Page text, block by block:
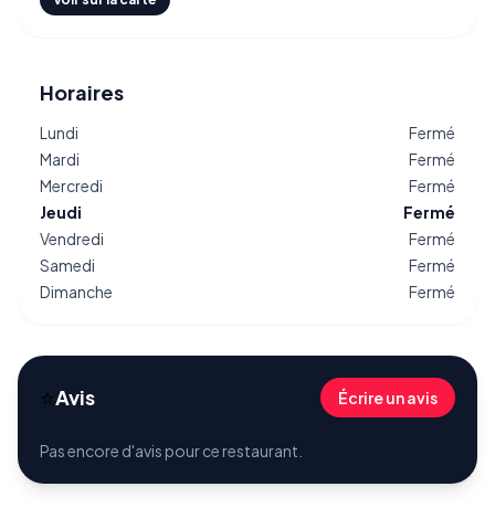
Horaires
Lundi
Fermé
Mardi
Fermé
Mercredi
Fermé
Jeudi
Fermé
Vendredi
Fermé
Samedi
Fermé
Dimanche
Fermé
⭐Avis Écrire un avis
Pas encore d'avis pour ce restaurant.